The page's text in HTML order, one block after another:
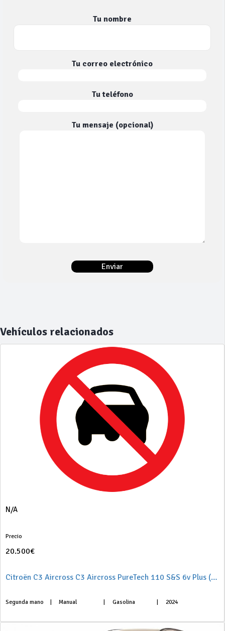
Tu nombre
Tu correo electrónico
Tu teléfono
Tu mensaje (opcional)
Vehículos relacionados
N/A
Precio
20.500€
Citroën C3 Aircross C3 Aircross PureTech 110 S&S 6v Plus (solo stock)
Segunda mano Manual Gasolina 2024